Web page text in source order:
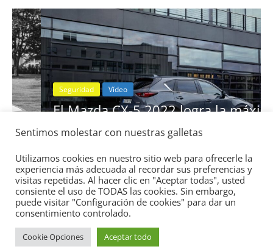
Seguridad Vídeo
El Mazda CX-5 2022 logra la máxima
nota en las pruebas de seguridad del
IIHS
11 de noviembre de 2021 mospotter84 0
Copyright © 2026Academia del Motor
Sentimos molestar con nuestras galletas
Utilizamos cookies en nuestro sitio web para ofrecerle la
experiencia más adecuada al recordar sus preferencias y
visitas repetidas. Al hacer clic en "Aceptar todas", usted
consiente el uso de TODAS las cookies. Sin embargo,
puede visitar "Configuración de cookies" para dar un
consentimiento controlado.
Cookie Opciones Aceptar todo